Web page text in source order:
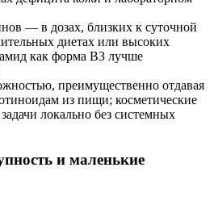
— в дозах, близких к суточной
диетах или высоких
как форма B3 лучше
преимущественно отдавая
из пищи; косметические
локально без системных
и маленькие